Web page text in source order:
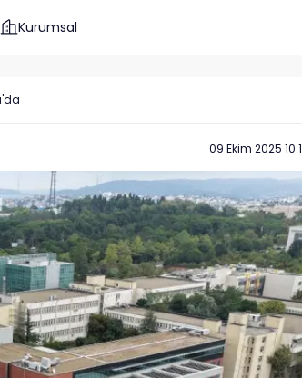
Kurumsal
09 Ekim 2025